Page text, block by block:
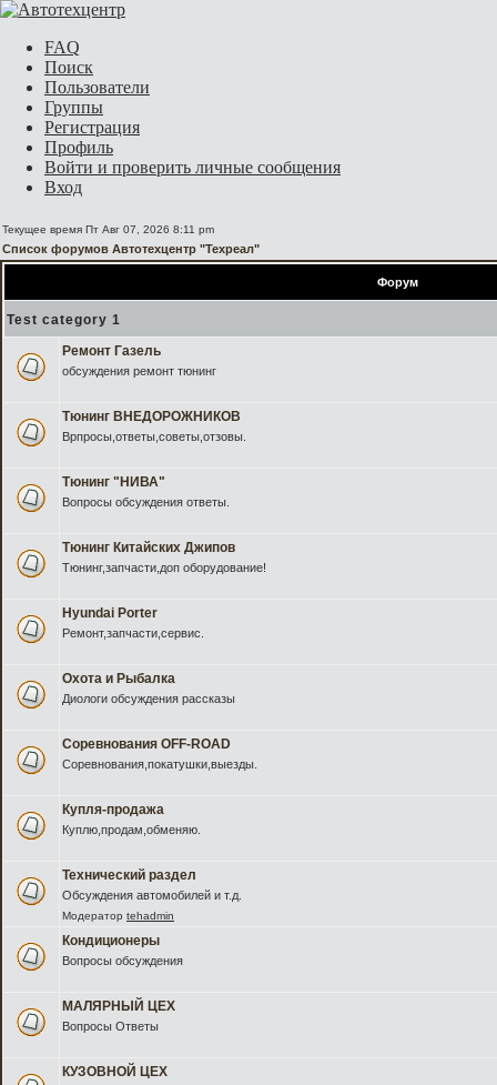
FAQ
Поиск
Пользователи
Группы
Регистрация
Профиль
Войти и проверить личные сообщения
Вход
Текущее время Пт Авг 07, 2026 8:11 pm
Список форумов Автотехцентр "Техреал"
Форум
Test category 1
Ремонт Газель
обсуждения ремонт тюнинг
Тюнинг ВНЕДОРОЖНИКОВ
Врпросы,ответы,советы,отзовы.
Тюнинг "НИВА"
Вопросы обсуждения ответы.
Тюнинг Китайских Джипов
Тюнинг,запчасти,доп оборудование!
Hyundai Porter
Ремонт,запчасти,сервис.
Охота и Рыбалка
Диологи обсуждения рассказы
Соревнования OFF-ROAD
Соревнования,покатушки,выезды.
Купля-продажа
Куплю,продам,обменяю.
Технический раздел
Обсуждения автомобилей и т.д.
Модератор tehadmin
Кондиционеры
Вопросы обсуждения
МАЛЯРНЫЙ ЦЕХ
Вопросы Ответы
КУЗОВНОЙ ЦЕХ